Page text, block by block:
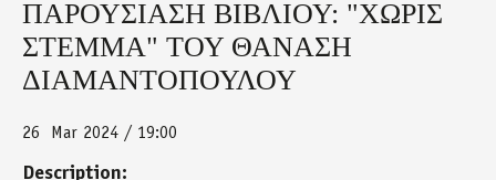
Back
to
top
ΠΑΡΟΥΣΙΑΣΗ ΒΙΒΛΙΟΥ: "ΧΩΡΙΣ
ΣΤΕΜΜΑ" ΤΟΥ ΘΑΝΑΣΗ
ΔΙΑΜΑΝΤΟΠΟΥΛΟΥ
26 Mar 2024 / 19:00
Description: